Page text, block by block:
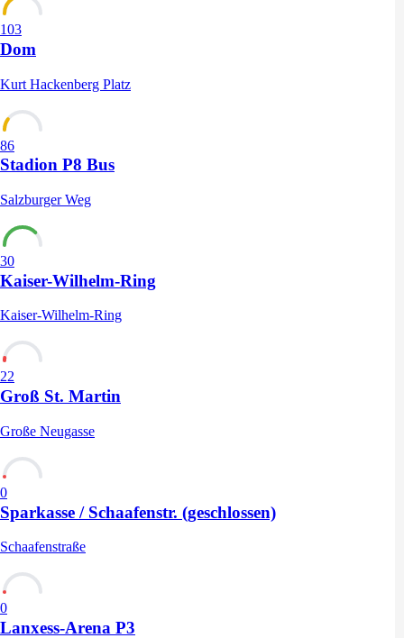
103
Dom
Kurt Hackenberg Platz
86
Stadion P8 Bus
Salzburger Weg
30
Kaiser-Wilhelm-Ring
Kaiser-Wilhelm-Ring
22
Groß St. Martin
Große Neugasse
0
Sparkasse / Schaafenstr. (geschlossen)
Schaafenstraße
0
Lanxess-Arena P3